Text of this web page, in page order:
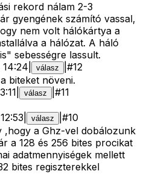
rekord nálam 2-3
gyengének számító vassal,
nem volt hálókártya a
a hálózat. A háló
sebességre lassult.
14:24 válasz #12
biteket növeni.
válasz #11
12:53 válasz #10
,hogy a Ghz-vel dobálozunk
a 128 és 256 bites procikat
adatmennyiségek mellett
bites regiszterekkel